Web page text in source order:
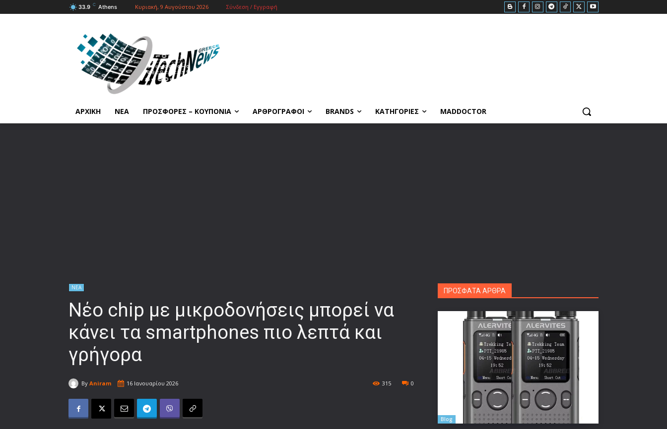
33.9 C Athens Κυριακή, 9 Αυγούστου 2026 Σύνδεση / Εγγραφή
ΑΡΧΙΚΗ ΝΕΑ ΠΡΟΣΦΟΡΕΣ – ΚΟΥΠΟΝΙΑ ΑΡΘΡΟΓΡΑΦΟΙ BRANDS ΚΑΤΗΓΟΡΙΕΣ MADDOCTOR
ΝΕΑ
Νέο chip με μικροδονήσεις μπορεί να
κάνει τα smartphones πιο λεπτά και
γρήγορα
By Aniram 16 Ιανουαρίου 2026 0
315
ΠΡΟΣΦΑΤΑ ΑΡΘΡΑ
Blog